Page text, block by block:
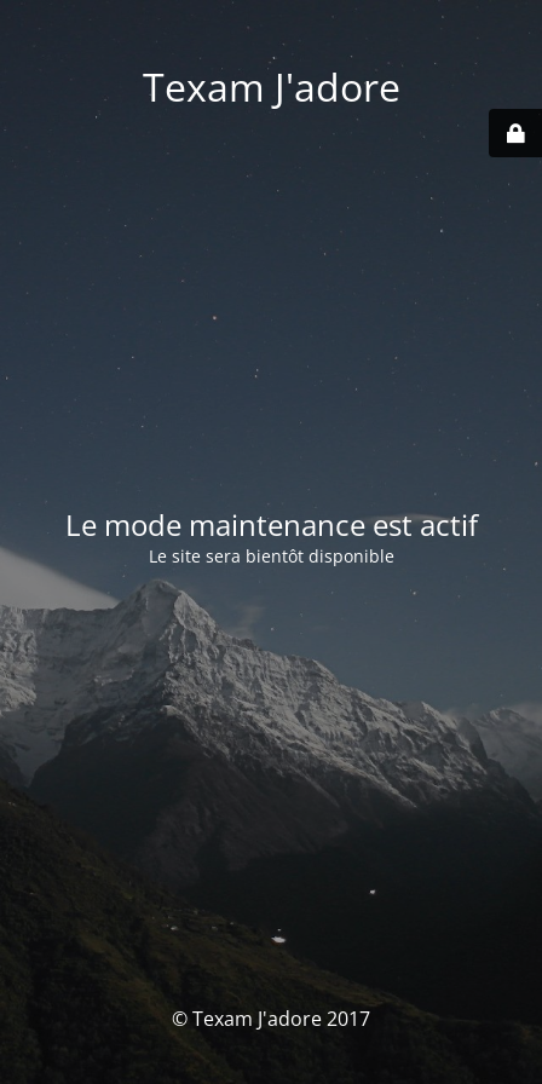
Texam J'adore
Le mode maintenance est actif
Le site sera bientôt disponible
© Texam J'adore 2017